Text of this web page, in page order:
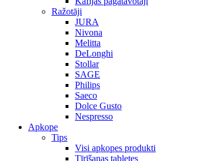
Ražotāji
JURA
Nivona
Melitta
DeLonghi
Stollar
SAGE
Philips
Saeco
Dolce Gusto
Nespresso
Apkope
Tips
Visi apkopes produkti
Tīrīšanas tabletes